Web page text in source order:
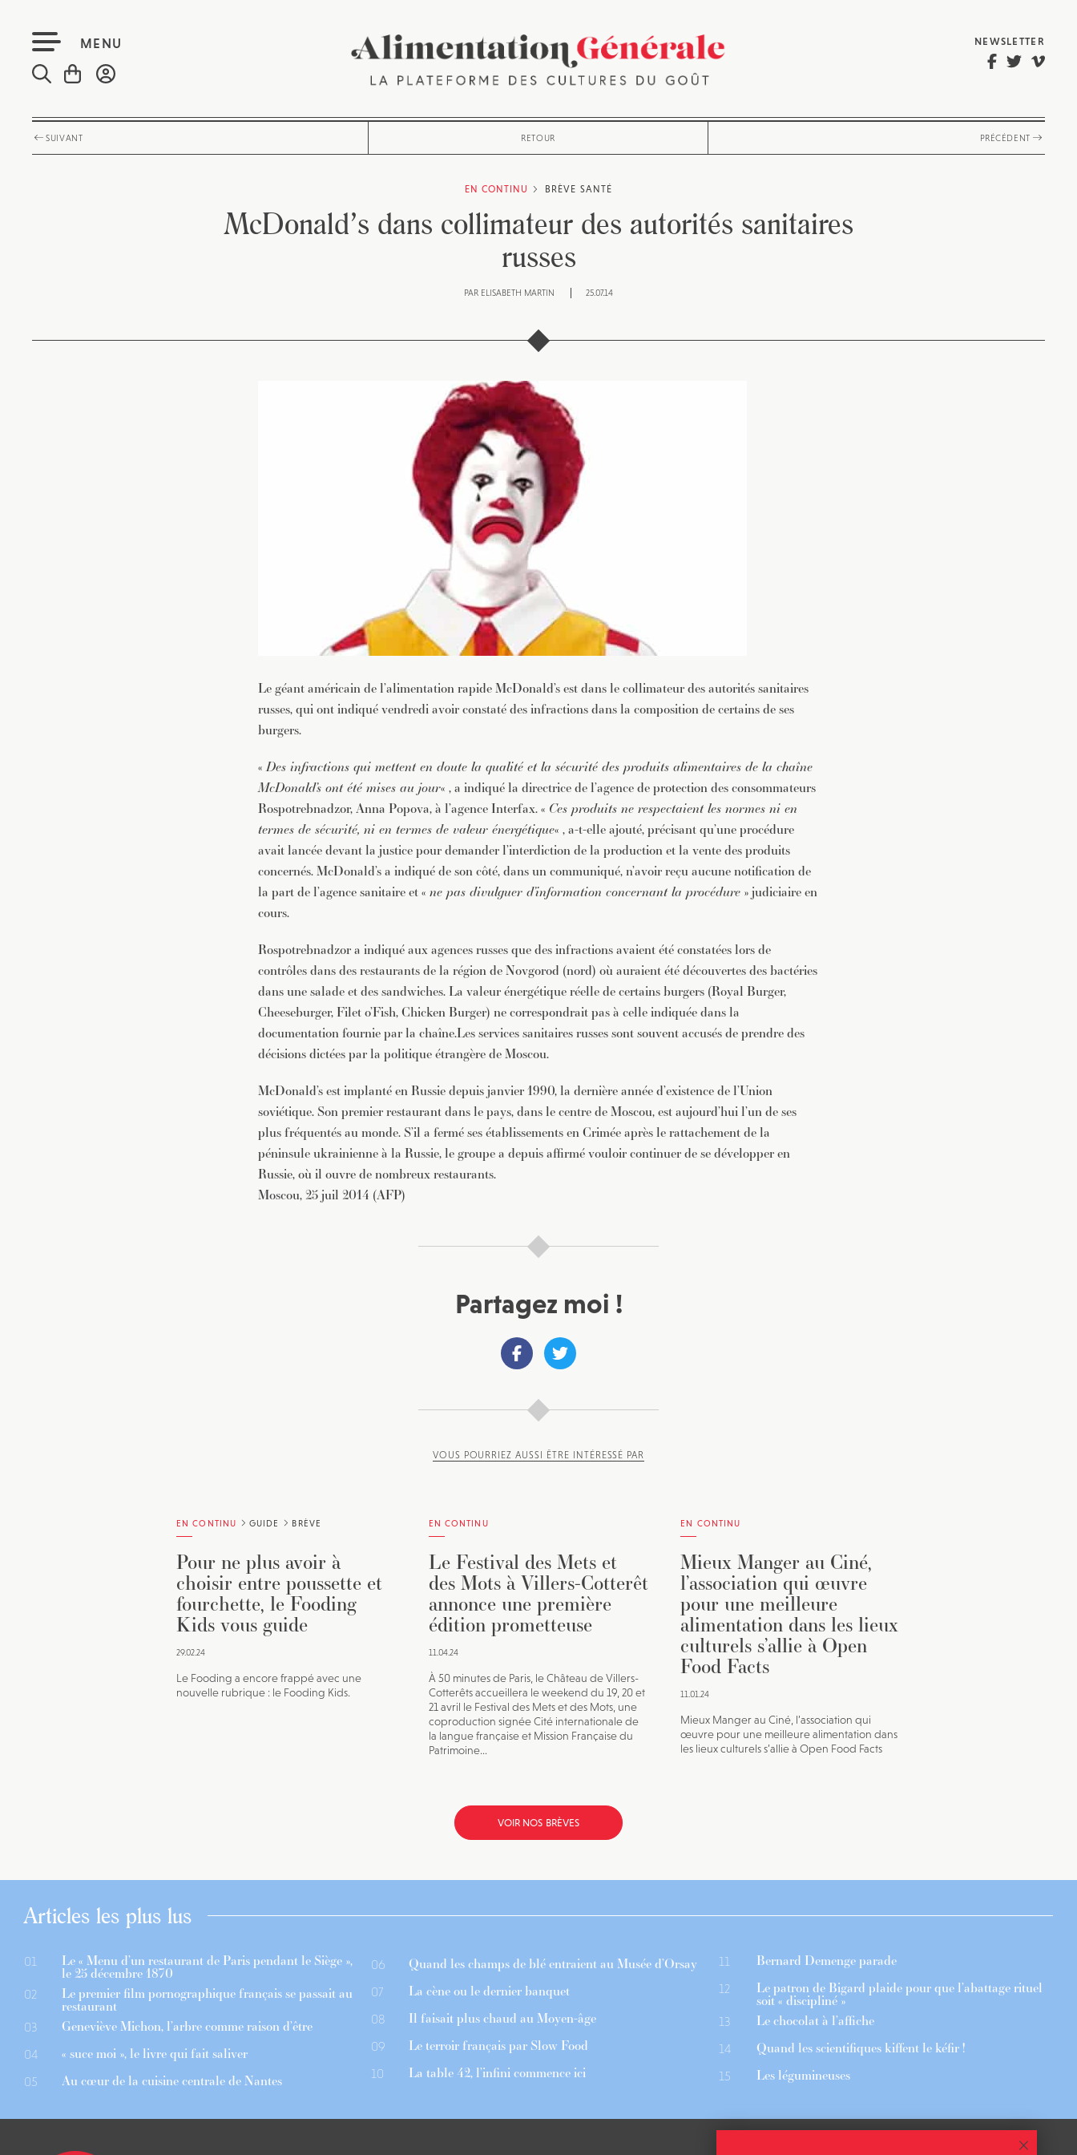
MENU NEWSLETTER
SUIVANT RETOUR PRÉCÉDENT
EN CONTINU BRÈVE SANTÉ
McDonald’s dans collimateur des autorités sanitaires
russes
PAR ELISABETH MARTIN 25.07.14
Le géant américain de l’alimentation rapide McDonald’s est dans le collimateur des autorités sanitaires
russes, qui ont indiqué vendredi avoir constaté des infractions dans la composition de certains de ses
burgers.
«Des infractions qui mettent en doute la qualité et la sécurité des produits alimentaires de la chaîne
McDonald’s ont été mises au jour« , a indiqué la directrice de l’agence de protection des consommateurs
Rospotrebnadzor, Anna Popova, à l’agence Interfax. « Ces produits ne respectaient les normes ni en
termes de sécurité, ni en termes de valeur énergétique« , a-t-elle ajouté, précisant qu’une procédure
avait lancée devant la justice pour demander l’interdiction de la production et la vente des produits
concernés. McDonald’s a indiqué de son côté, dans un communiqué, n’avoir reçu aucune notification de
la part de l’agence sanitaire et « ne pas divulguer d’information concernant la procédure » judiciaire en
cours.
Rospotrebnadzor a indiqué aux agences russes que des infractions avaient été constatées lors de
contrôles dans des restaurants de la région de Novgorod (nord) où auraient été découvertes des bactéries
dans une salade et des sandwiches. La valeur énergétique réelle de certains burgers (Royal Burger,
Cheeseburger, Filet o’Fish, Chicken Burger) ne correspondrait pas à celle indiquée dans la
documentation fournie par la chaîne.Les services sanitaires russes sont souvent accusés de prendre des
décisions dictées par la politique étrangère de Moscou.
McDonald’s est implanté en Russie depuis janvier 1990, la dernière année d’existence de l’Union
soviétique. Son premier restaurant dans le pays, dans le centre de Moscou, est aujourd’hui l’un de ses
plus fréquentés au monde. S’il a fermé ses établissements en Crimée après le rattachement de la
péninsule ukrainienne à la Russie, le groupe a depuis affirmé vouloir continuer de se développer en
Russie, où il ouvre de nombreux restaurants.
Moscou, 25 juil 2014 (AFP)
Partagez moi !
VOUS POURRIEZ AUSSI ÊTRE INTÉRESSÉ PAR
EN CONTINU GUIDE BRÈVE
Pour ne plus avoir à
choisir entre poussette et
fourchette, le Fooding
Kids vous guide
29.02.24
Le Fooding a encore frappé avec une
nouvelle rubrique : le Fooding Kids.
EN CONTINU
Le Festival des Mets et
des Mots à Villers-Cotterêt
annonce une première
édition prometteuse
11.04.24
À 50 minutes de Paris, le Château de Villers-
Cotterêts accueillera le weekend du 19, 20 et
21 avril le Festival des Mets et des Mots, une
coproduction signée Cité internationale de
la langue française et Mission Française du
Patrimoine...
EN CONTINU
Mieux Manger au Ciné,
l’association qui œuvre
pour une meilleure
alimentation dans les lieux
culturels s’allie à Open
Food Facts
11.01.24
Mieux Manger au Ciné, l’association qui
œuvre pour une meilleure alimentation dans
les lieux culturels s’allie à Open Food Facts
VOIR NOS BRÈVES
Articles les plus lus
01 Le « Menu d’un restaurant de Paris pendant le Siège »,
le 25 décembre 1870
02 Le premier film pornographique français se passait au
restaurant
03 Geneviève Michon, l’arbre comme raison d’être
04 « suce moi », le livre qui fait saliver
05 Au cœur de la cuisine centrale de Nantes
06 Quand les champs de blé entraient au Musée d’Orsay
07 La cène ou le dernier banquet
08 Il faisait plus chaud au Moyen-âge
09 Le terroir français par Slow Food
10 La table 42, l’infini commence ici
11 Bernard Demenge parade
12 Le patron de Bigard plaide pour que l’abattage rituel
soit « discipliné »
13 Le chocolat à l’affiche
14 Quand les scientifiques kiffent le kéfir !
15 Les légumineuses